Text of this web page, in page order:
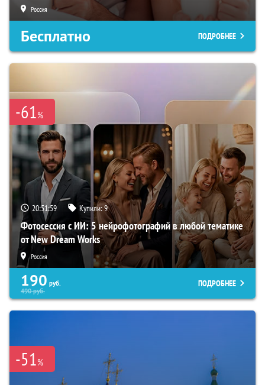
Россия
Бесплатно ПОДРОБНЕЕ
-61%
20:51:59 Купили:9
Фотосессия с ИИ: 5 нейрофотографий в любой тематике
от New Dream Works
Россия
190 руб.
490руб.
ПОДРОБНЕЕ
-51%